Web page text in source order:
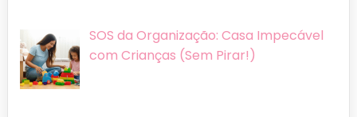
SOS da Organização: Casa Impecável
com Crianças (Sem Pirar!)